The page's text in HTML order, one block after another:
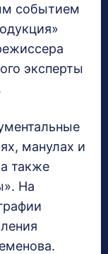
событием
эксперты
манулах и
также
На